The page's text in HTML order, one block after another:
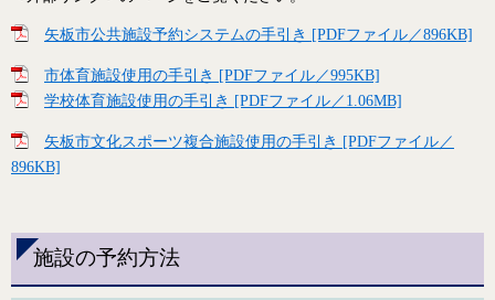
矢板市公共施設予約システムの手引き [PDFファイル／896KB]
市体育施設使用の手引き [PDFファイル／995KB]
学校体育施設使用の手引き [PDFファイル／1.06MB]
矢板市文化スポーツ複合施設使用の手引き [PDFファイル／
896KB]
施設の予約方法